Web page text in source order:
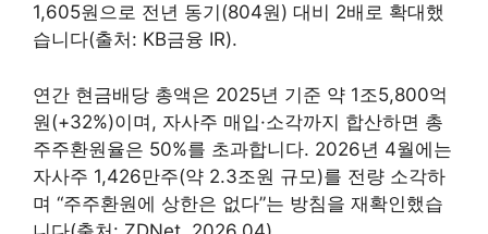
1,605원으로 전년 동기(804원) 대비 2배로 확대했
습니다(출처: KB금융 IR).
연간 현금배당 총액은 2025년 기준 약 1조5,800억
원(+32%)이며, 자사주 매입·소각까지 합산하면 총
주주환원율은 50%를 초과합니다. 2026년 4월에는
자사주 1,426만주(약 2.3조원 규모)를 전량 소각하
며 “주주환원에 상한은 없다”는 방침을 재확인했습